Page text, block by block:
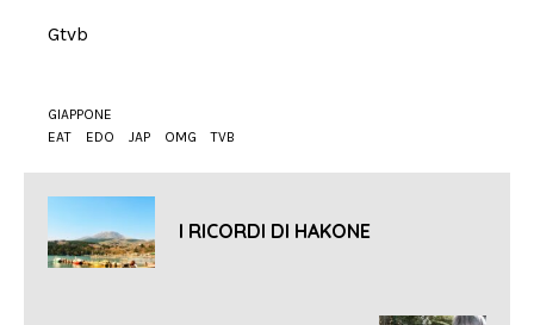
Gtvb
GIAPPONE
EAT
EDO JAP OMG TVB
I RICORDI DI HAKONE